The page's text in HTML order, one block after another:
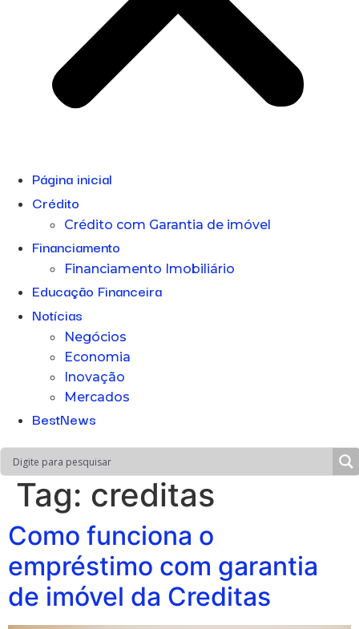
Página inicial
Crédito
Crédito com Garantia de imóvel
Financiamento
Financiamento Imobiliário
Educação Financeira
Notícias
Negócios
Economia
Inovação
Mercados
BestNews
Tag: creditas
Como funciona o
empréstimo com garantia
de imóvel da Creditas